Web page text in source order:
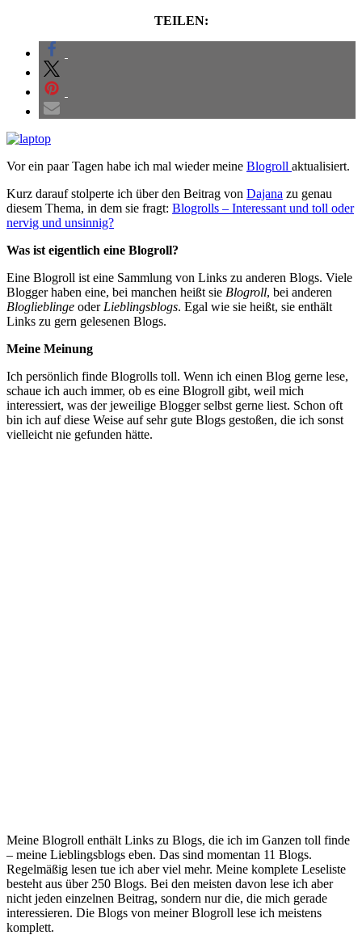
TEILEN:
Vor ein paar Tagen habe ich mal wieder meine Blogroll aktualisiert.
Kurz darauf stolperte ich über den Beitrag von Dajana zu genau
diesem Thema, in dem sie fragt: Blogrolls – Interessant und toll oder
nervig und unsinnig?
Was ist eigentlich eine Blogroll?
Eine Blogroll ist eine Sammlung von Links zu anderen Blogs. Viele
Blogger haben eine, bei manchen heißt sie Blogroll, bei anderen
Bloglieblinge oder Lieblingsblogs. Egal wie sie heißt, sie enthält
Links zu gern gelesenen Blogs.
Meine Meinung
Ich persönlich finde Blogrolls toll. Wenn ich einen Blog gerne lese,
schaue ich auch immer, ob es eine Blogroll gibt, weil mich
interessiert, was der jeweilige Blogger selbst gerne liest. Schon oft
bin ich auf diese Weise auf sehr gute Blogs gestoßen, die ich sonst
vielleicht nie gefunden hätte.
Meine Blogroll enthält Links zu Blogs, die ich im Ganzen toll finde
– meine Lieblingsblogs eben. Das sind momentan 11 Blogs.
Regelmäßig lesen tue ich aber viel mehr. Meine komplete Leseliste
besteht aus über 250 Blogs. Bei den meisten davon lese ich aber
nicht jeden einzelnen Beitrag, sondern nur die, die mich gerade
interessieren. Die Blogs von meiner Blogroll lese ich meistens
komplett.